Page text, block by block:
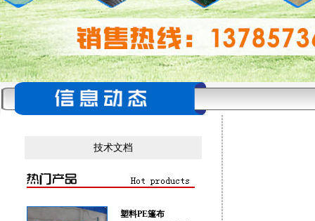
技术文档
塑料PE篷布